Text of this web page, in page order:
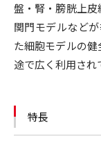
盤・腎・膀胱上
関門モデルなど
た細胞モデルの
途で広く利用され
特長